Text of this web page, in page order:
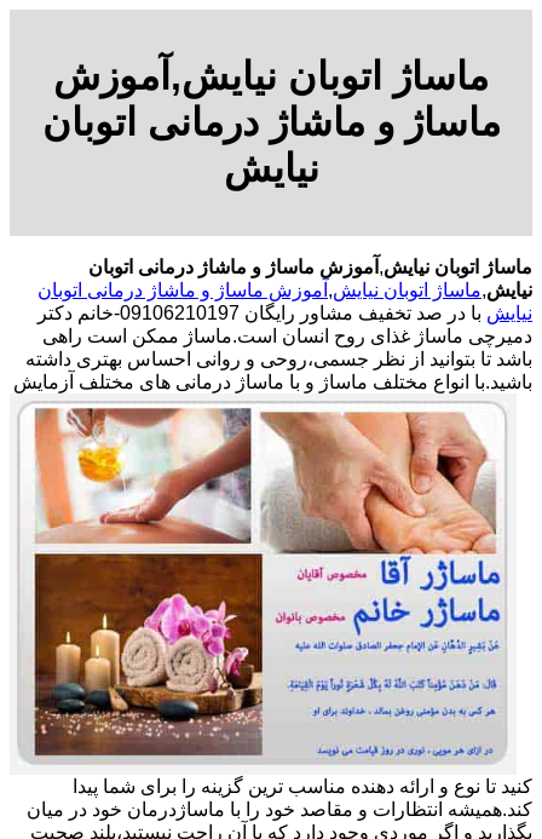
ماساژ اتوبان نیایش,آموزش
ماساژ و ماشاژ درمانی اتوبان
نیایش
ماساژ اتوبان نیایش, آموزش ماساژ و ماشاژ درمانی اتوبان
نیایش,ماساژ اتوبان نیایش, آموزش ماساژ و ماشاژ درمانی اتوبان
نیایش
با در صد تخفیف مشاور رایگان 09106210197-خانم دکتر
دمیرچی ماساژ غذای روح انسان است.ماساژ ممکن است راهی
باشد تا بتوانید از نظر جسمی،روحی و روانی احساس بهتری داشته
باشید.با انواع مختلف ماساژ و با ماساژ درمانی های مختلف آزمایش
کنید تا نوع و ارائه دهنده مناسب ترین گزینه را برای شما پیدا
کند.همیشه انتظارات و مقاصد خود را با ماساژدرمان خود در میان
بگذارید و اگر موردی وجود دارد که با آن راحت نیستید،بلند صحبت